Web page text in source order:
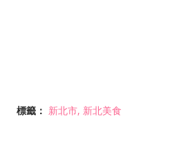
標籤： 新北市 新北美食